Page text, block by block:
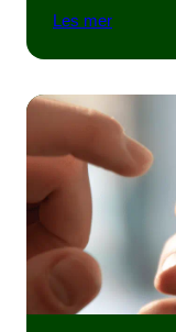
Les mer